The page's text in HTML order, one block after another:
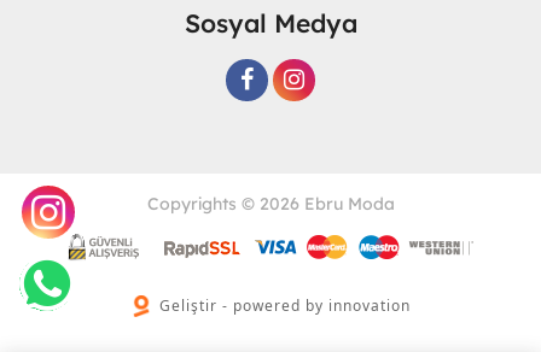
Sosyal Medya
Copyrights © 2026 Ebru Moda
Geliştir - powered by innovation